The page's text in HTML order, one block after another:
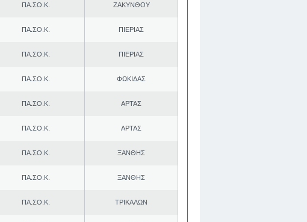
ΠΑ.ΣΟ.Κ. ΖΑΚΥΝΘΟΥ
ΠΑ.ΣΟ.Κ. ΠΙΕΡΙΑΣ
ΠΑ.ΣΟ.Κ. ΠΙΕΡΙΑΣ
ΠΑ.ΣΟ.Κ. ΦΩΚΙΔΑΣ
ΠΑ.ΣΟ.Κ. ΑΡΤΑΣ
ΠΑ.ΣΟ.Κ. ΑΡΤΑΣ
ΠΑ.ΣΟ.Κ. ΞΑΝΘΗΣ
ΠΑ.ΣΟ.Κ. ΞΑΝΘΗΣ
ΠΑ.ΣΟ.Κ. ΤΡΙΚΑΛΩΝ